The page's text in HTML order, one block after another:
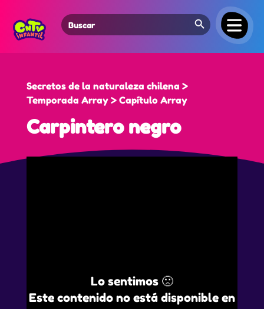
Search
for:
Search Button
Secretos de la naturaleza chilena >
Temporada Array > Capítulo Array
Carpintero negro
Lo sentimos 🙁
Este contenido no está disponible en